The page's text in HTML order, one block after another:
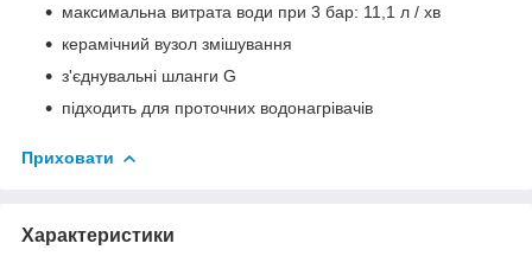
максимальна витрата води при 3 бар: 11,1 л / хв
керамічний вузол змішування
з'єднувальні шланги G
підходить для проточних водонагрівачів
Приховати
Характеристики